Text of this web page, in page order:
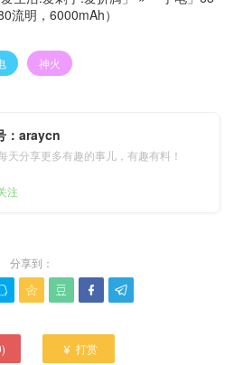
流明，6000mAh）
神火
：araycn
天分享更多有趣的事儿，有趣有料！
注
分享到：
   
)  打赏